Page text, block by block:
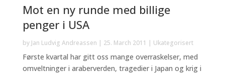
Mot en ny runde med billige
penger i USA
by Jan Ludvig Andreassen | 25. March 2011 | Ukategorisert
Første kvartal har gitt oss mange overraskelser, med
omveltninger i araberverden, tragedier i Japan og krig i